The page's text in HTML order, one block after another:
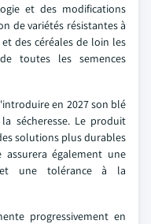
et des modifications
de variétés résistantes à
des céréales de loin les
toutes les semences
en 2027 son blé
sécheresse. Le produit
solutions plus durables
également une
et une tolérance à la
progressivement en